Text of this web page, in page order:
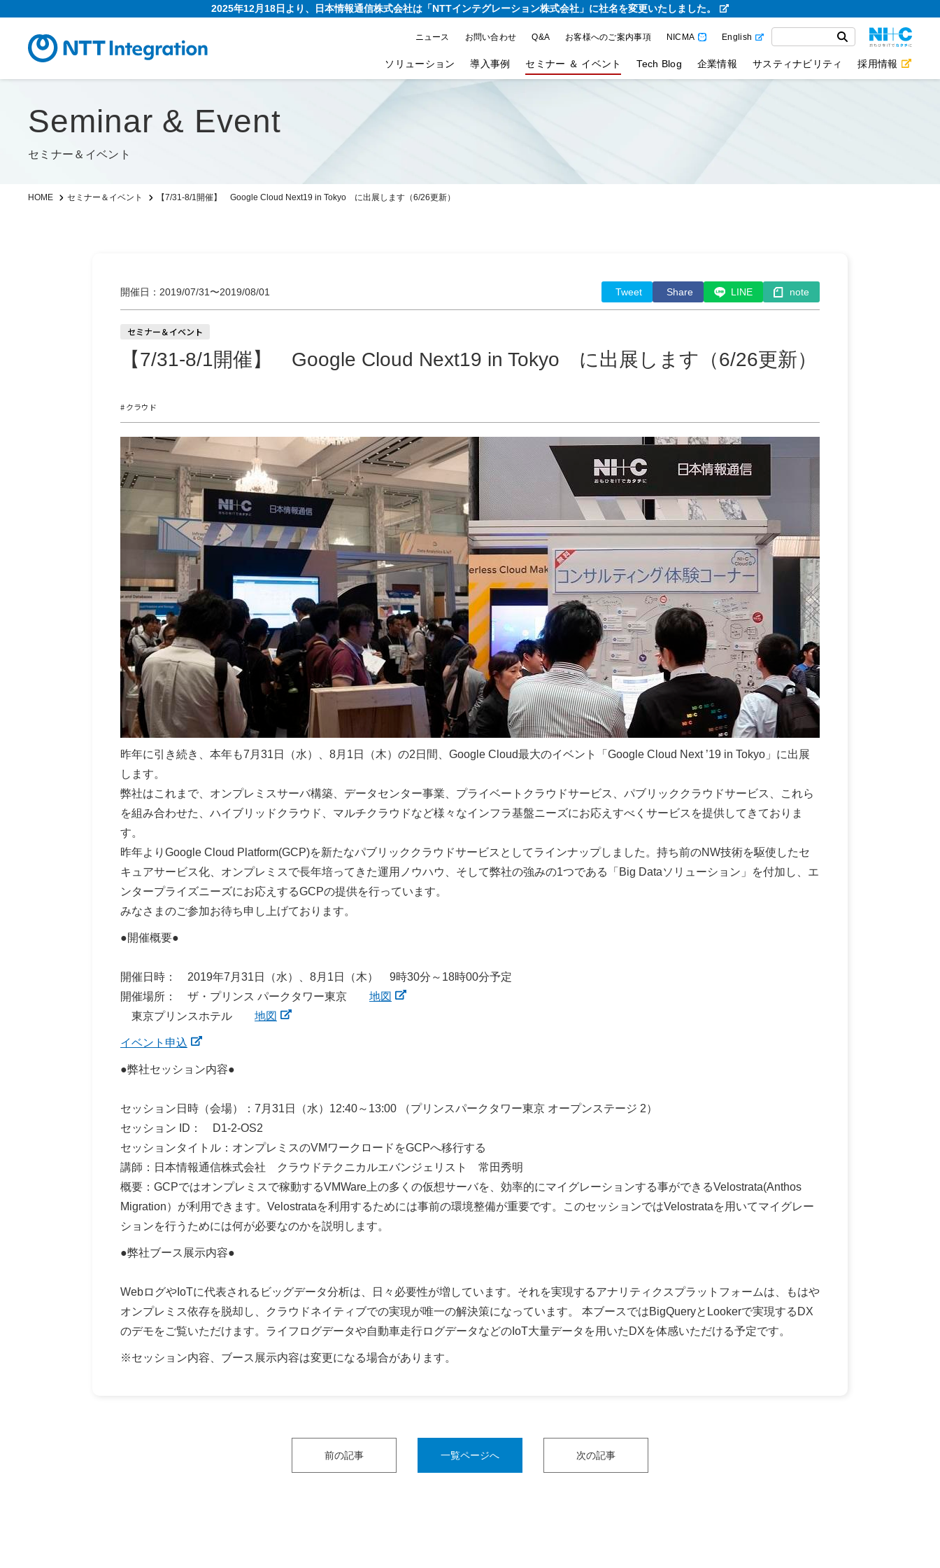
2025年12月18日より、日本情報通信株式会社は「NTTインテグレーション株式会社」に社名を変更いたしました。
ニュース お問い合わせ Q&A お客様へのご案内事項 NICMA English
ソリューション 導入事例 セミナー ＆ イベント Tech Blog 企業情報 サスティナビリティ 採用情報
Seminar & Event
セミナー＆イベント
HOME セミナー＆イベント 【7/31-8/1開催】 Google Cloud Next19 in Tokyo に出展します（6/26更新）
開催日：2019/07/31〜2019/08/01 Tweet Share LINE note
セミナー＆イベント
【7/31-8/1開催】 Google Cloud Next19 in Tokyo に出展します（6/26更新）
# クラウド
昨年に引き続き、本年も7月31日（水）、8月1日（木）の2日間、Google Cloud最大のイベント「Google Cloud Next ’19 in Tokyo」に出展
します。
弊社はこれまで、オンプレミスサーバ構築、データセンター事業、プライベートクラウドサービス、パブリッククラウドサービス、これら
を組み合わせた、ハイブリッドクラウド、マルチクラウドなど様々なインフラ基盤ニーズにお応えすべくサービスを提供してきておりま
す。
昨年よりGoogle Cloud Platform(GCP)を新たなパブリッククラウドサービスとしてラインナップしました。持ち前のNW技術を駆使したセ
キュアサービス化、オンプレミスで長年培ってきた運用ノウハウ、そして弊社の強みの1つである「Big Dataソリューション」を付加し、エ
ンタープライズニーズにお応えするGCPの提供を行っています。
みなさまのご参加お待ち申し上げております。
●開催概要●
開催日時： 2019年7月31日（水）、8月1日（木） 9時30分～18時00分予定
開催場所： ザ・プリンス パークタワー東京 地図
東京プリンスホテル 地図
イベント申込
●弊社セッション内容●
セッション日時（会場）：7月31日（水）12:40～13:00 （プリンスパークタワー東京 オープンステージ 2）
セッション ID： D1-2-OS2
セッションタイトル：オンプレミスのVMワークロードをGCPへ移行する
講師：日本情報通信株式会社 クラウドテクニカルエバンジェリスト 常田秀明
概要：GCPではオンプレミスで稼動するVMWare上の多くの仮想サーバを、効率的にマイグレーションする事ができるVelostrata(Anthos
Migration）が利用できます。Velostrataを利用するためには事前の環境整備が重要です。このセッションではVelostrataを用いてマイグレー
ションを行うためには何が必要なのかを説明します。
●弊社ブース展示内容●
WebログやIoTに代表されるビッグデータ分析は、日々必要性が増しています。それを実現するアナリティクスプラットフォームは、もはや
オンプレミス依存を脱却し、クラウドネイティブでの実現が唯一の解決策になっています。 本ブースではBigQueryとLookerで実現するDX
のデモをご覧いただけます。ライフログデータや自動車走行ログデータなどのIoT大量データを用いたDXを体感いただける予定です。
※セッション内容、ブース展示内容は変更になる場合があります。
前の記事 一覧ページへ 次の記事